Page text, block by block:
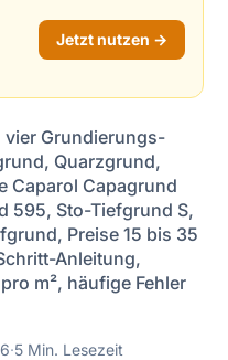
Jetzt nutzen →
vier Grundierungs-
Quarzgrund,
Caparol Capagrund
595, Sto-Tiefgrund S,
Preise 15 bis 35
Anleitung,
m², häufige Fehler
·5 Min. Lesezeit